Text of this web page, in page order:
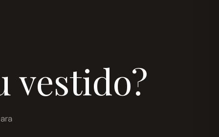
vestido?